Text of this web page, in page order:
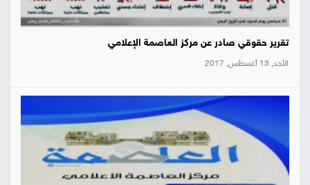
تقرير حقوقي صادر عن مركز العاصمة الإعلامي
الأحد, 13 أغسطس, 2017